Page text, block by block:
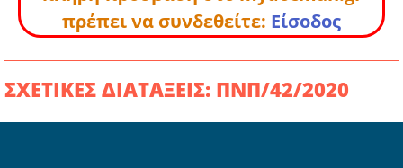
πρέπει να συνδεθείτε: Είσοδος
ΣΧΕΤΙΚΕΣ ΔΙΑΤΑΞΕΙΣ: ΠΝΠ/42/2020